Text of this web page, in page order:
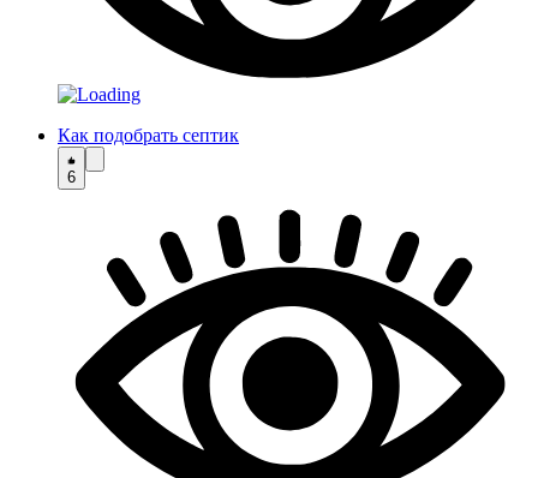
Как подобрать септик
6